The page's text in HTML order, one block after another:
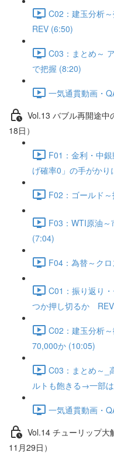
C02：建玉分析
REV (6:50)
C03：まとめ～
で把握 (8:20)
一気通貫動画・
Vol.13 バブル再開途中
18日）
F01：金利・中
げ確率0」の手がかり
F02：ゴールド
F03：WTI原油
(7:04)
F04：為替～ク
C01：振り返り
つか押し切るか
C02：建玉分析
70,000か (10:05)
C03：まとめ～_
ルトも飽きる→一部
一気通貫動画・
Vol.14 チューリップ
11月29日）